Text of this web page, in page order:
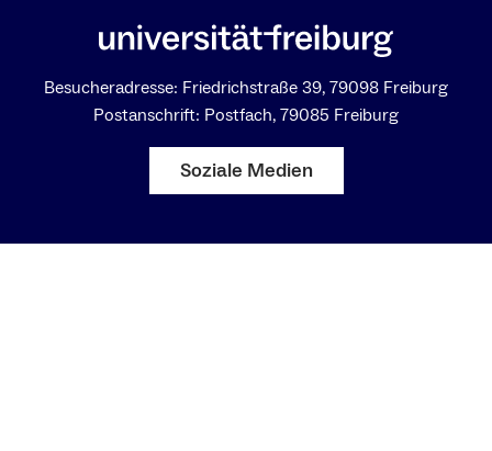
Besucheradresse: Friedrichstraße 39, 79098 Freiburg
Postanschrift: Postfach, 79085 Freiburg
Soziale Medien